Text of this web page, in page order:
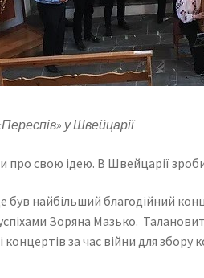
у Швейцарії
про свою ідею. В Швейцарії
був найбільший благодійний
успіхами Зоряна Мазько.
за час війни для збору